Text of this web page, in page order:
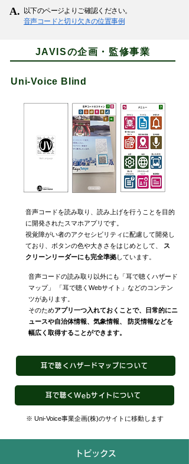
A.
以下のページよりご確認ください。
音声コードと切り欠きの位置事例
JAVISの企画・監修事業
Uni-Voice Blind
音声コードを読み取り、読み上げを行うことを目的
に開発されたスマホアプリです。
視覚障がい者のアクセシビリティに配慮して開発し
ており、ボタンの色や大きさをはじめとして、 ス
クリーンリーダーにも完全準拠しています。
音声コードの読み取り以外にも「耳で聴くハザード
マップ」 「耳で聴くWebサイト」などのコンテン
ツがあります。
そのためアプリ一つ入れておくことで、日常的にニ
ュースや自治体情報、気象情報、 防災情報などを
幅広く取得することができます。
耳で聴くハザードマップについて
耳で聴くWebサイトについて
※ Uni-Voice事業企画(株)のサイトに移動します
トピックス